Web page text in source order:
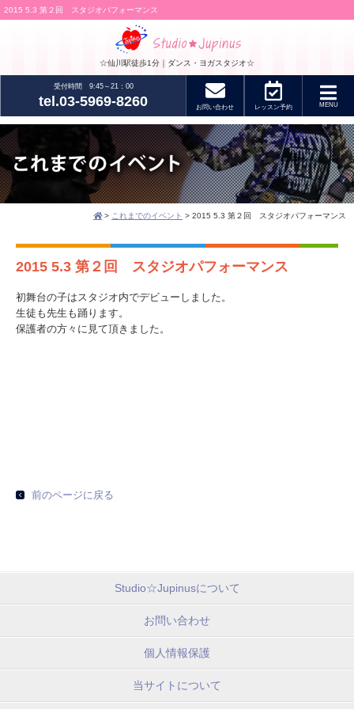
2015 5.3 第２回 スタジオパフォーマンス
☆仙川駅徒歩1分｜ダンス・ヨガスタジオ☆
受付時間 9:45～21：00
tel.03-5969-8260 お問い合わせ レッスン予約 MENU
> これまでのイベント > 2015 5.3 第２回 スタジオパフォーマンス
2015 5.3 第２回 スタジオパフォーマンス
初舞台の子はスタジオ内でデビューしました。
生徒も先生も踊ります。
保護者の方々に見て頂きました。
前のページに戻る
Studio☆Jupinusについて
お問い合わせ
個人情報保護
当サイトについて